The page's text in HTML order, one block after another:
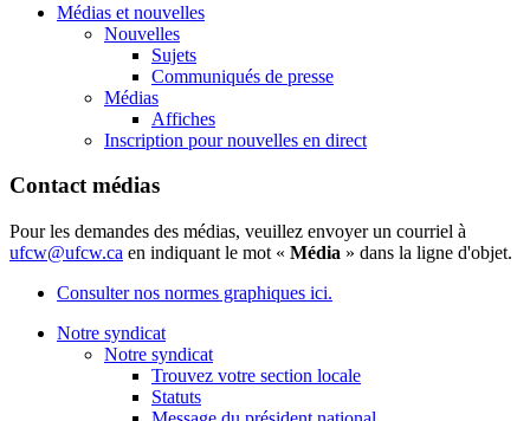
Médias et nouvelles
Nouvelles
Sujets
Communiqués de presse
Médias
Affiches
Inscription pour nouvelles en direct
Contact médias
Pour les demandes des médias, veuillez envoyer un courriel à
ufcw@ufcw.ca en indiquant le mot « Média » dans la ligne d'objet.
Consulter nos normes graphiques ici.
Notre syndicat
Notre syndicat
Trouvez votre section locale
Statuts